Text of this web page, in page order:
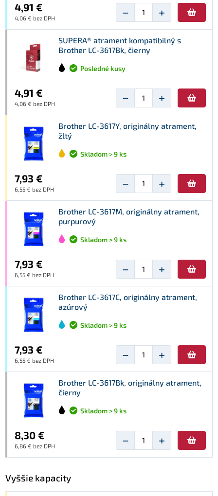
4,91 €
4,06 € bez DPH − +
SUPERA® atrament kompatibilný s
Brother LC-3617Bk, čierny
Posledné kusy
4,91 €
4,06 € bez DPH − +
Brother LC-3617Y, originálny atrament,
žltý
Skladom > 9 ks
7,93 €
6,55 € bez DPH − +
Brother LC-3617M, originálny atrament,
purpurový
Skladom > 9 ks
7,93 €
6,55 € bez DPH − +
Brother LC-3617C, originálny atrament,
azúrový
Skladom > 9 ks
7,93 €
6,55 € bez DPH − +
Brother LC-3617Bk, originálny atrament,
čierny
Skladom > 9 ks
8,30 €
6,86 € bez DPH − +
Vyššie kapacity